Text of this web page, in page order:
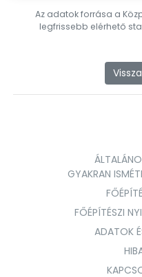
Az adatok forrása a
legfrissebb elérhető
GYAKRAN
FŐÉPÍTÉSZI
ADATOK